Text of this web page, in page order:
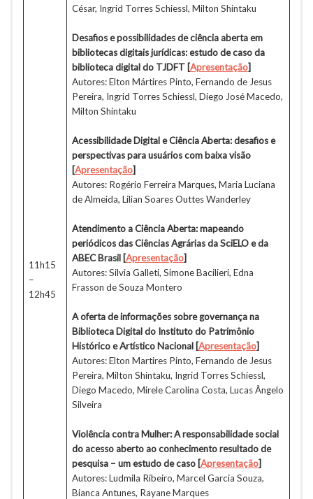
11h15
–
12h45
César, Ingrid Torres Schiessl, Milton Shintaku
Desafios e possibilidades de ciência aberta em
bibliotecas digitais jurídicas: estudo de caso da
biblioteca digital do TJDFT [Apresentação]
Autores: Elton Mártires Pinto, Fernando de Jesus
Pereira, Ingrid Torres Schiessl, Diego José Macedo,
Milton Shintaku
Acessibilidade Digital e Ciência Aberta: desafios e
perspectivas para usuários com baixa visão
[Apresentação]
Autores: Rogério Ferreira Marques, Maria Luciana
de Almeida, Lilian Soares Outtes Wanderley
Atendimento a Ciência Aberta: mapeando
periódicos das Ciências Agrárias da SciELO e da
ABEC Brasil [Apresentação]
Autores: Silvia Galleti, Simone Bacilieri, Edna
Frasson de Souza Montero
A oferta de informações sobre governança na
Biblioteca Digital do Instituto do Patrimônio
Histórico e Artístico Nacional [Apresentação]
Autores: Elton Martires Pinto, Fernando de Jesus
Pereira, Milton Shintaku, Ingrid Torres Schiessl,
Diego Macedo, Mirele Carolina Costa, Lucas Ângelo
Silveira
Violência contra Mulher: A responsabilidade social
do acesso aberto ao conhecimento resultado de
pesquisa – um estudo de caso [Apresentação]
Autores: Ludmila Ribeiro, Marcel Garcia Souza,
Bianca Antunes, Rayane Marques